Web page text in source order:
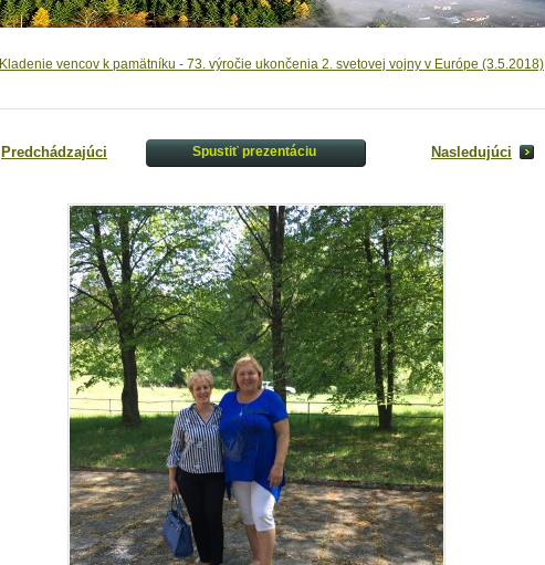
Kladenie vencov k pamätníku - 73. výročie ukončenia 2. svetovej vojny v Európe (3.5.2018)
Predchádzajúci Spustiť prezentáciu Nasledujúci